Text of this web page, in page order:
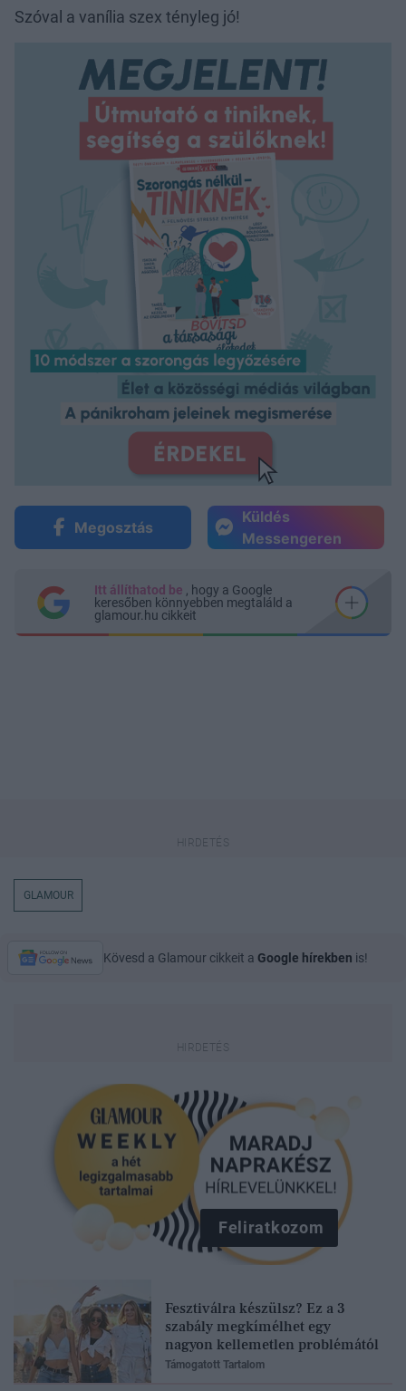
Szóval a vanília szex tényleg jó!
Megosztás
Küldés
Messengeren
Itt állíthatod be , hogy a Google
keresőben könnyebben megtaláld a
glamour.hu cikkeit
GLAMOUR
Kövesd a Glamour cikkeit a Google hírekben is!
Feliratkozom
Fesztiválra készülsz? Ez a 3
szabály megkímélhet egy
nagyon kellemetlen problémától
Támogatott Tartalom